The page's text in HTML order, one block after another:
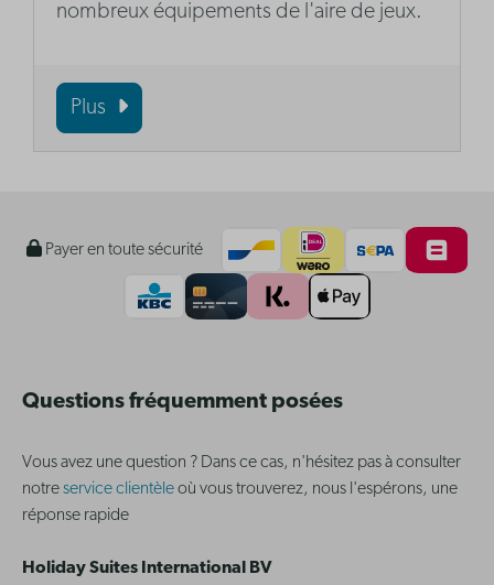
nombreux équipements de l'aire de jeux.
Plus
Payer en toute sécurité
Questions fréquemment posées
Vous avez une question ? Dans ce cas, n'hésitez pas à consulter
notreservice clientèleoù vous trouverez, nous l'espérons, une
réponse rapide
Holiday Suites International BV